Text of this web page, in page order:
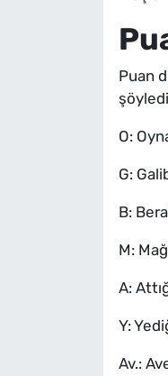
Puan
O:
G:
B:
M:
A:
Y:
Av.: